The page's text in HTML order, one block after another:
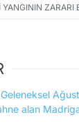
ZARARI